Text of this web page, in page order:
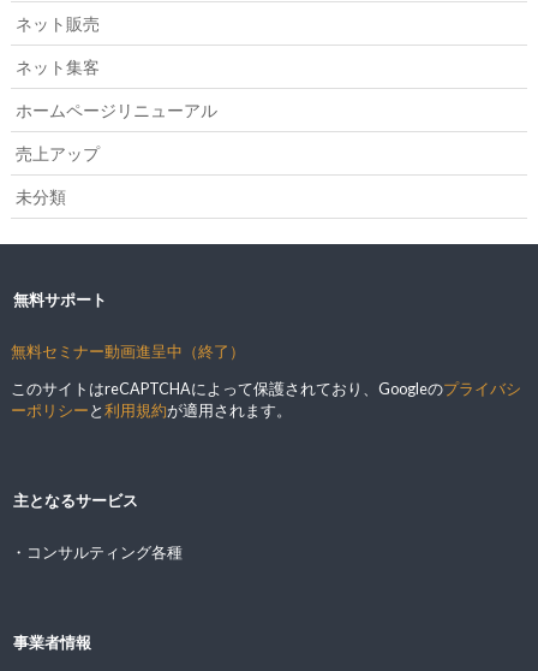
ネット販売
ネット集客
ホームページリニューアル
売上アップ
未分類
無料サポート
無料セミナー動画進呈中（終了）
このサイトはreCAPTCHAによって保護されており、Googleのプライバシ
ーポリシー と 利用規約が適用されます。
主となるサービス
・コンサルティング各種
事業者情報